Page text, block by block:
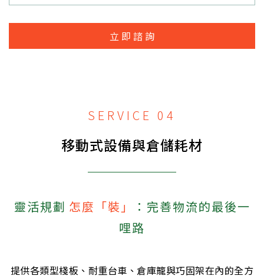
立即諮詢
SERVICE 04
移動式設備與倉儲耗材
靈活規劃 怎麼「裝」
：完善物流的最後一
哩路
提供各類型棧板、耐重台車、倉庫籠與巧固架在內的全方